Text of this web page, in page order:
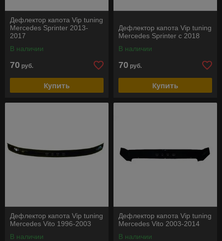
Дефлектор капота Vip tuning
Mercedes Sprinter 2013-
2017
В наличии
70 руб.
Купить
Дефлектор капота Vip tuning
Mercedes Sprinter с 2018
В наличии
70 руб.
Купить
Дефлектор капота Vip tuning
Mercedes Vito 1996-2003
В наличии
Дефлектор капота Vip tuning
Mercedes Vito 2003-2014
В наличии